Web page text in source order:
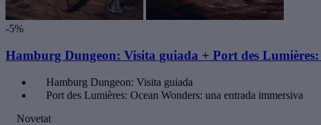
-5%
Hamburg Dungeon: Visita guiada + Port des
Hamburg Dungeon: Visita guiada
Port des Lumières: Ocean Wonders: una entrada immersiva
Novetat